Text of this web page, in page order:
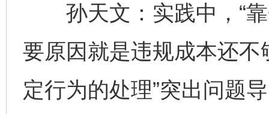
孙天文：实践中，“靠
要原因就是违规成本还不
定行为的处理”突出问题